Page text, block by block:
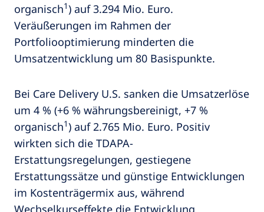
organisch1) auf 3.294 Mio. Euro.
Veräußerungen im Rahmen der
Portfoliooptimierung minderten die
Umsatzentwicklung um 80 Basispunkte.
Bei Care Delivery U.S. sanken die Umsatzerlöse
um 4 % (+6 % währungsbereinigt, +7 %
organisch1) auf 2.765 Mio. Euro. Positiv
wirkten sich die TDAPA-
Erstattungsregelungen, gestiegene
Erstattungssätze und günstige Entwicklungen
im Kostenträgermix aus, während
Wechselkurseffekte die Entwicklung